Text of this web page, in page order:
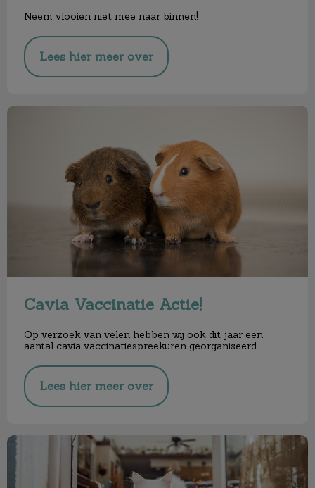
Neem vlooien niet mee naar binnen!
Lees hier meer over
Cavia Vaccinatie Actie!
Cavia Vaccinatie Actie!
Op verzoek van velen hebben wij ook dit jaar een
aantal cavia vaccinatiespreekuren georganiseerd.
Lees hier meer over
Chippen & registreren hond en kat